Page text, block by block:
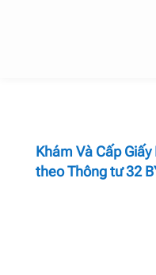
Khám Và Cấp
theo Thông tư 32